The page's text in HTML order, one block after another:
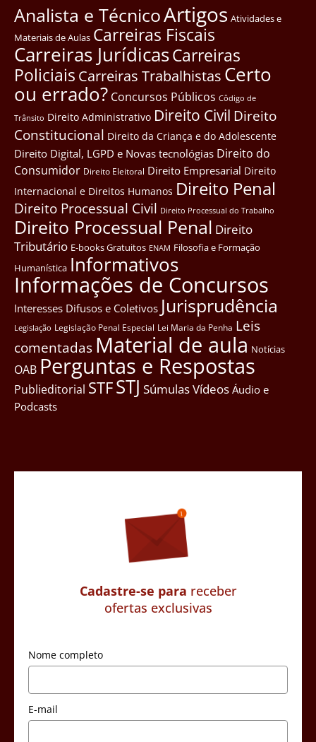
Analista e TécnicoArtigos Atividades e
Materiais de Aulas Carreiras Fiscais
Carreiras JurídicasCarreiras
Policiais Carreiras Trabalhistas Certo
ou errado? Concursos Públicos Côdigo de
Trânsito Direito Administrativo Direito Civil Direito
Constitucional Direito da Criança e do Adolescente
Direito Digital, LGPD e Novas tecnológias Direito do
Consumidor Direito Eleitoral Direito Empresarial Direito
Internacional e Direitos Humanos Direito Penal
Direito Processual Civil Direito Processual do Trabalho
Direito Processual Penal Direito
Tributário E-books Gratuitos ENAM Filosofia e Formação
Humanística Informativos
Informações de Concursos
Interesses Difusos e Coletivos Jurisprudência
Legislação Legislação Penal Especial Lei Maria da Penha Leis
comentadas Material de aula Notícias
OAB Perguntas e Respostas
Publieditorial STFSTJ SúmulasVídeos Áudio e
Podcasts
Cadastre-se para receber
ofertas exclusivas
Nome completo
E-mail